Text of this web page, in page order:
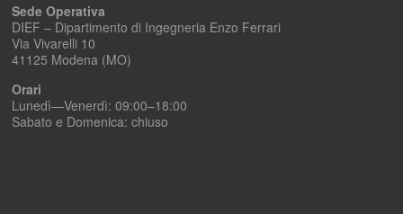
Sede Operativa
DIEF – Dipartimento di Ingegneria Enzo Ferrari
Via Vivarelli 10
41125 Modena (MO)
Orari
Lunedì—Venerdì: 09:00–18:00
Sabato e Domenica: chiuso